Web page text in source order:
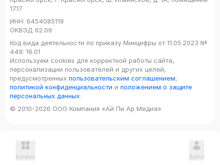
17.17
ИНН: 6454085119
ОКВЭД 62.09
Код вида деятельности по приказу Минцифры от 11.05.2023 №
449: 16.01
Используем cookies для корректной работы сайта,
персонализации пользователей и других целей,
предусмотренных пользовательским соглашением,
политикой конфиденциальности и положением о защите
персональных данных.
© 2010-2026 ООО Компания «Ай Пи Ар Медиа»
Каталог Войти